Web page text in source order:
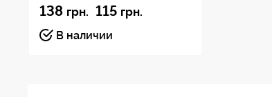
138 грн. 115 грн.
В наличии